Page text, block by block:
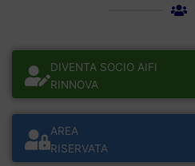
DIVENTA SOCIO AIFI
RINNOVA
AREA
RISERVATA